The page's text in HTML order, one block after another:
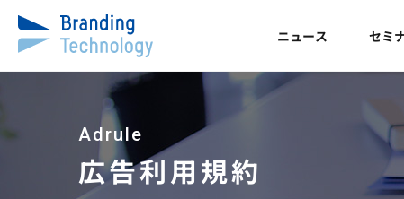
ニュース セミ
Adrule
広告利用規約